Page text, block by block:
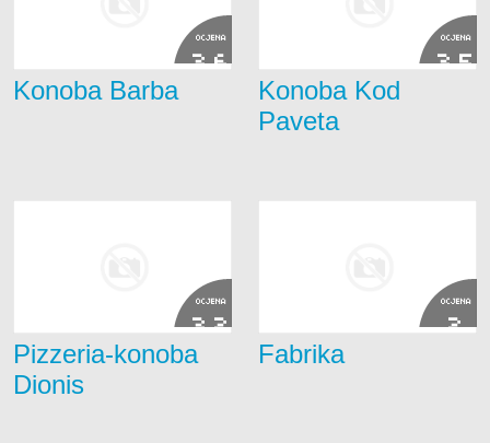
OCJENA
3.6
Konoba Barba
OCJENA
3.5
Konoba Kod
Paveta
OCJENA
3.2
Pizzeria-konoba
Dionis
OCJENA
2
Fabrika